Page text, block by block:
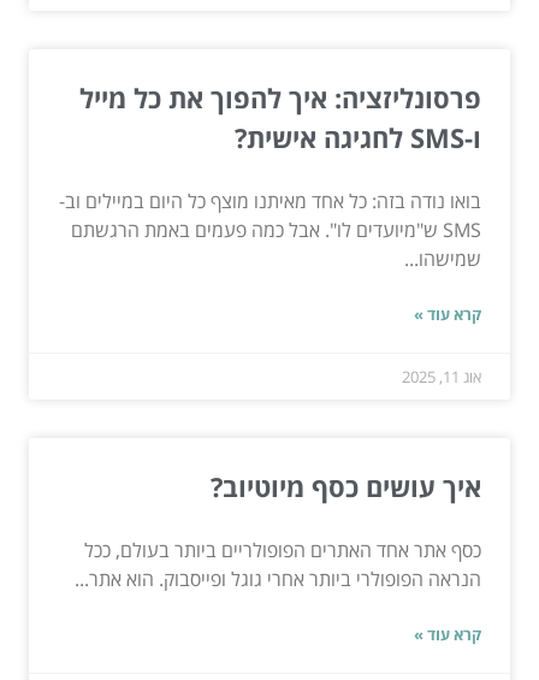
פרסונליזציה: איך להפוך את כל מייל
ו-SMS לחגיגה אישית?
בואו נודה בזה: כל אחד מאיתנו מוצף כל היום במיילים וב-
SMS ש"מיועדים לו". אבל כמה פעמים באמת הרגשתם
שמישהו...
קרא עוד »
אוג 11, 2025
איך עושים כסף מיוטיוב?
כסף אתר אחד האתרים הפופולריים ביותר בעולם, ככל
הנראה הפופולרי ביותר אחרי גוגל ופייסבוק. הוא אתר...
קרא עוד »